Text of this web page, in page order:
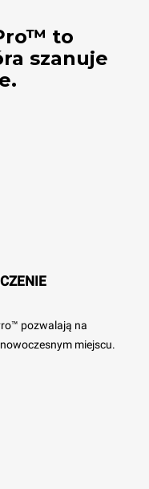
to
szanuje
pozwalają na
miejscu.